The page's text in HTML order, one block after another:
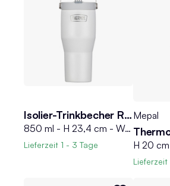
Isolier-Trinkbecher REFRESHING
850 ml - H 23,4 cm - Weiß matt - Edelstahl 18/8 - mit Deckel und Strohhalm
Lieferzeit 1 - 3 Tage
Mepal
Lieferzeit